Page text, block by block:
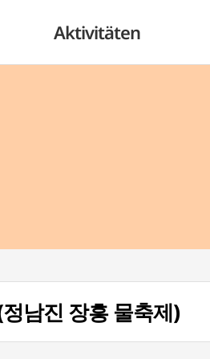
Aktivitäten
남진 장흥 물축제)